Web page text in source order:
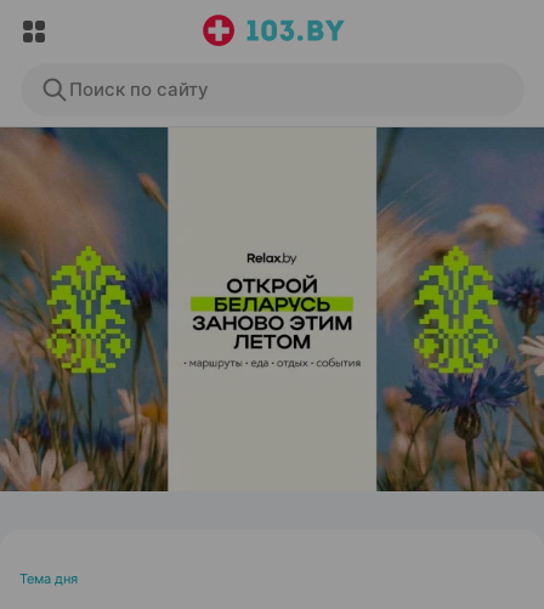
Поиск по сайту
ЭФФЕКТИВНАЯ РЕКЛАМА НА САЙТЕ
Тема дня